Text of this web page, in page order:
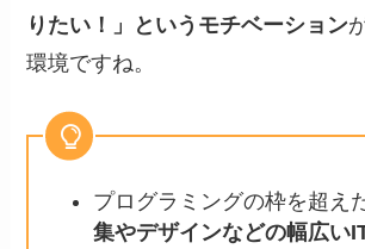
りたい！」というモチベーション
環境ですね。
プログラミングの枠を超え
集やデザインなどの幅広い